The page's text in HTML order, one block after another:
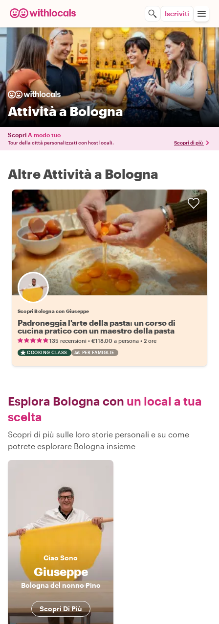
Iscriviti
Attività a Bologna
Scopri A modo tuo
Tour della città personalizzati con host locali. Scopri di più
Altre Attività a Bologna
Scopri Bologna con Giuseppe
Padroneggia l'arte della pasta: un corso di
cucina pratico con un maestro della pasta
135 recensioni • €118.00 a persona • 2 ore
COOKING CLASS PER FAMIGLIE
Esplora Bologna con un local a tua
scelta
Scopri di più sulle loro storie personali e su come
potrete esplorare Bologna insieme
CiaoSono
Giuseppe
Bologna del nonno Pino
Scopri Di Più